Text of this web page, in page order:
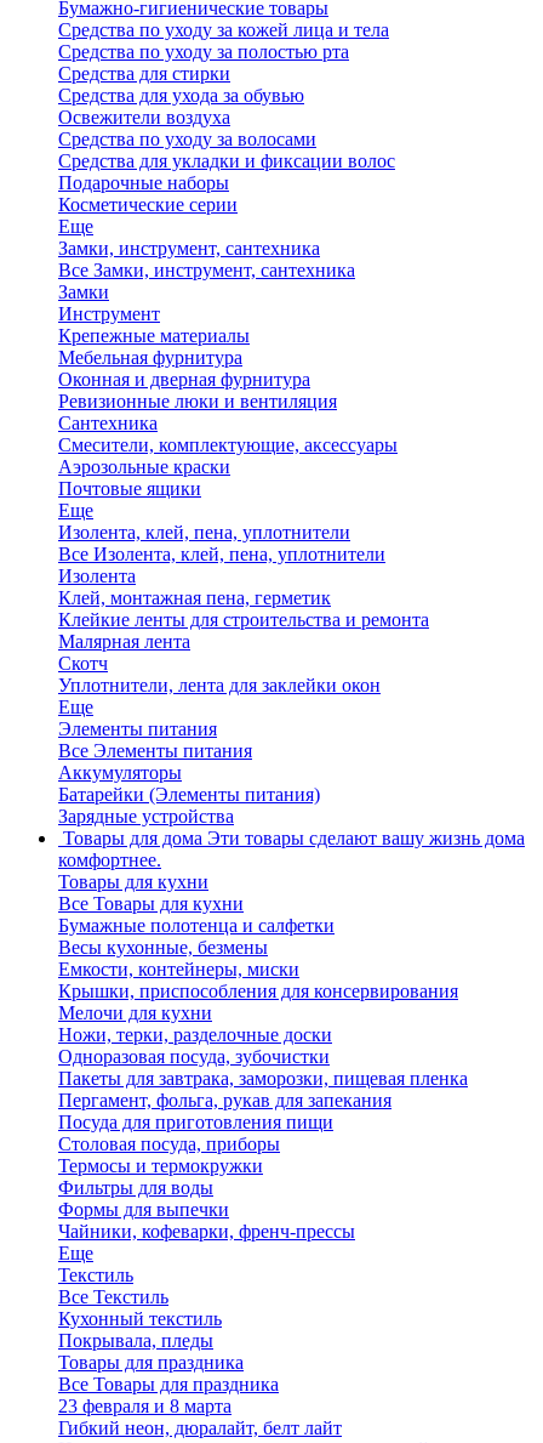
Бумажно-гигиенические товары
Средства по уходу за кожей лица и тела
Средства по уходу за полостью рта
Средства для стирки
Средства для ухода за обувью
Освежители воздуха
Средства по уходу за волосами
Средства для укладки и фиксации волос
Подарочные наборы
Косметические серии
Еще
Замки, инструмент, сантехника
Все Замки, инструмент, сантехника
Замки
Инструмент
Крепежные материалы
Мебельная фурнитура
Оконная и дверная фурнитура
Ревизионные люки и вентиляция
Сантехника
Смесители, комплектующие, аксессуары
Аэрозольные краски
Почтовые ящики
Еще
Изолента, клей, пена, уплотнители
Все Изолента, клей, пена, уплотнители
Изолента
Клей, монтажная пена, герметик
Клейкие ленты для строительства и ремонта
Малярная лента
Скотч
Уплотнители, лента для заклейки окон
Еще
Элементы питания
Все Элементы питания
Аккумуляторы
Батарейки (Элементы питания)
Зарядные устройства
Товары для дома Эти товары сделают вашу жизнь дома
комфортнее.
Товары для кухни
Все Товары для кухни
Бумажные полотенца и салфетки
Весы кухонные, безмены
Емкости, контейнеры, миски
Крышки, приспособления для консервирования
Мелочи для кухни
Ножи, терки, разделочные доски
Одноразовая посуда, зубочистки
Пакеты для завтрака, заморозки, пищевая пленка
Пергамент, фольга, рукав для запекания
Посуда для приготовления пищи
Столовая посуда, приборы
Термосы и термокружки
Фильтры для воды
Формы для выпечки
Чайники, кофеварки, френч-прессы
Еще
Текстиль
Все Текстиль
Кухонный текстиль
Покрывала, пледы
Товары для праздника
Все Товары для праздника
23 февраля и 8 марта
Гибкий неон, дюралайт, белт лайт